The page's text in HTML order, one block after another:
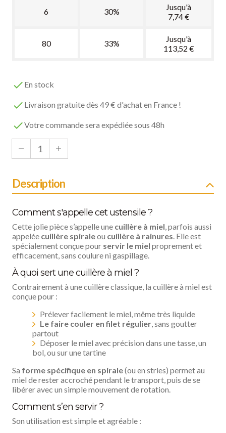
6 30%
Jusqu'à
7,74 €
80 33%
Jusqu'à
113,52 €
 En stock
 Livraison gratuite dès 49 € d'achat en France !
Votre commande sera expédiée sous 48h
Description
Comment s'appelle cet ustensile ?
Cette jolie pièce s’appelle une cuillère à miel, parfois aussi
appelée cuillère spiraleou cuillère à rainures. Elle est
spécialement conçue pour servir le miel proprement et
efficacement, sans coulure ni gaspillage.
À quoi sert une cuillère à miel ?
Contrairement à une cuillère classique, la cuillère à miel est
conçue pour :
Prélever facilement le miel, même très liquide
Le faire couler en filet régulier, sans goutter
partout
Déposer le miel avec précision dans une tasse, un
bol, ou sur une tartine
Sa forme spécifique en spirale(ou en stries) permet au
miel de rester accroché pendant le transport, puis de se
libérer avec un simple mouvement de rotation.
Comment s’en servir ?
Son utilisation est simple et agréable :